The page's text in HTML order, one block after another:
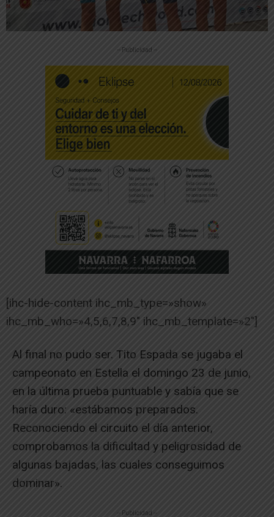
-- Publicidad --
[ihc-hide-content ihc_mb_type=»show»
ihc_mb_who=»4,5,6,7,8,9″ ihc_mb_template=»2″]
Al final no pudo ser. Tito Espada se jugaba el
campeonato en Estella el domingo 23 de junio,
en la última prueba puntuable y sabía que se
haría duro: «estábamos preparados.
Reconociendo el circuito el día anterior,
comprobamos la dificultad y peligrosidad de
algunas bajadas, las cuales conseguimos
dominar».
-- Publicidad --